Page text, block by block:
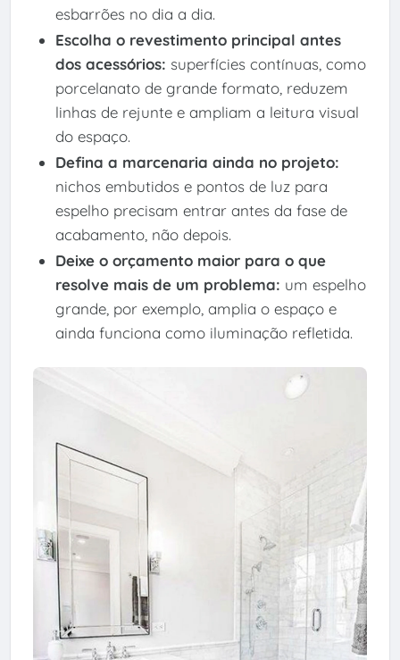
esbarrões no dia a dia.
Escolha o revestimento principal antes
dos acessórios: superfícies contínuas, como
porcelanato de grande formato, reduzem
linhas de rejunte e ampliam a leitura visual
do espaço.
Defina a marcenaria ainda no projeto:
nichos embutidos e pontos de luz para
espelho precisam entrar antes da fase de
acabamento, não depois.
Deixe o orçamento maior para o que
resolve mais de um problema: um espelho
grande, por exemplo, amplia o espaço e
ainda funciona como iluminação refletida.